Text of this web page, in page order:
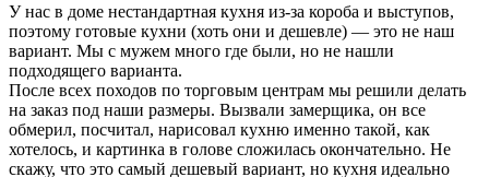
У нас в доме нестандартная кухня из-за короба и выступов,
поэтому готовые кухни (хоть они и дешевле) — это не наш
вариант. Мы с мужем много где были, но не нашли
подходящего варианта.
После всех походов по торговым центрам мы решили делать
на заказ под наши размеры. Вызвали замерщика, он все
обмерил, посчитал, нарисовал кухню именно такой, как
хотелось, и картинка в голове сложилась окончательно. Не
скажу, что это самый дешевый вариант, но кухня идеально